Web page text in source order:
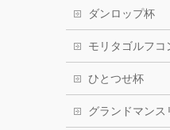
ダンロップ杯
モリタゴルフコ
ひとつせ杯
グランドマンス